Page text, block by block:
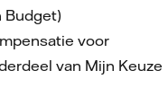
Budget)
voor
van Mijn Keuze